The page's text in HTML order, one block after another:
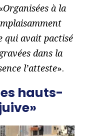
Organisées à la
qui avait pactisé
dans la
l’atteste».
hauts-